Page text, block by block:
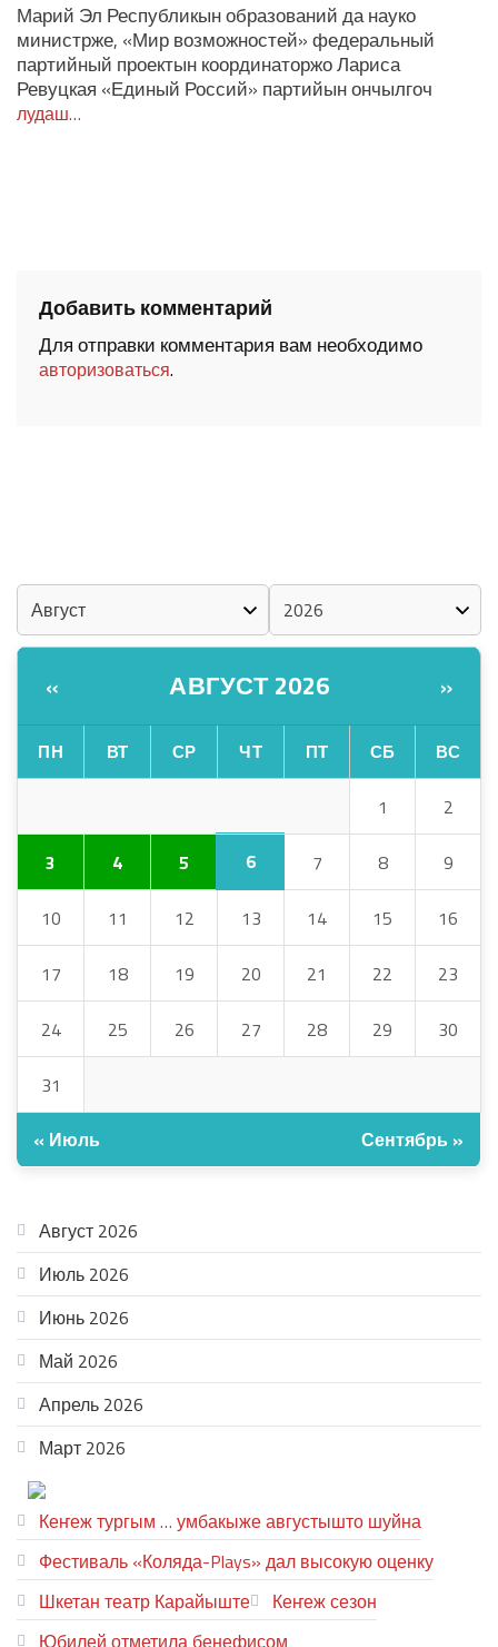
Марий Эл Республикын образований да науко
министрже, «Мир возможностей» федеральный
партийный проектын координаторжо Лариса
Ревуцкая «Единый Россий» партийын ончылгоч
лудаш…
Добавить комментарий
Для отправки комментария вам необходимо
авторизоваться.
« АВГУСТ 2026 »
ПН ВТ СР ЧТ ПТ СБ ВС
1 2
3 4 5 6 7 8 9
10 11 12 13 14 15 16
17 18 19 20 21 22 23
24 25 26 27 28 29 30
31
« Июль Сентябрь »
Август 2026
Июль 2026
Июнь 2026
Май 2026
Апрель 2026
Март 2026
Кеҥеж тургым … умбакыже августышто шуйна
Фестиваль «Коляда-Plays» дал высокую оценку
Шкетан театр Карайыште
Кеҥеж сезон
Юбилей отметила бенефисом